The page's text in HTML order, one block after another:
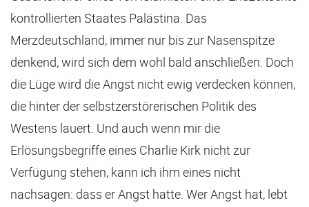
kontrollierten Staates Palästina. Das
Merzdeutschland, immer nur bis zur Nasenspitze
denkend, wird sich dem wohl bald anschließen. Doch
die Lüge wird die Angst nicht ewig verdecken können,
die hinter der selbstzerstörerischen Politik des
Westens lauert. Und auch wenn mir die
Erlösungsbegriffe eines Charlie Kirk nicht zur
Verfügung stehen, kann ich ihm eines nicht
nachsagen: dass er Angst hatte. Wer Angst hat, lebt